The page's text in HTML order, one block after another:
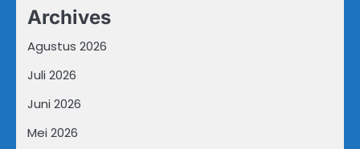
Archives
Agustus 2026
Juli 2026
Juni 2026
Mei 2026